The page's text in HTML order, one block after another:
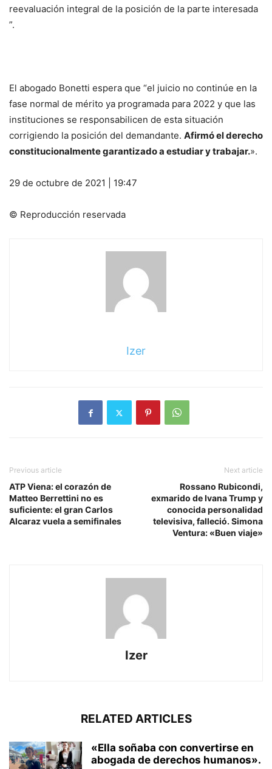
reevaluación integral de la posición de la parte interesada
”.
El abogado Bonetti espera que “el juicio no continúe en la
fase normal de mérito ya programada para 2022 y que las
instituciones se responsabilicen de esta situación
corrigiendo la posición del demandante. Afirmó el derecho
constitucionalmente garantizado a estudiar y trabajar.».
29 de octubre de 2021 | 19:47
© Reproducción reservada
Izer
Previous article
ATP Viena: el corazón de
Matteo Berrettini no es
suficiente: el gran Carlos
Alcaraz vuela a semifinales
Next article
Rossano Rubicondi,
exmarido de Ivana Trump y
conocida personalidad
televisiva, falleció. Simona
Ventura: «Buen viaje»
Izer
RELATED ARTICLES
«Ella soñaba con convertirse en
abogada de derechos humanos».